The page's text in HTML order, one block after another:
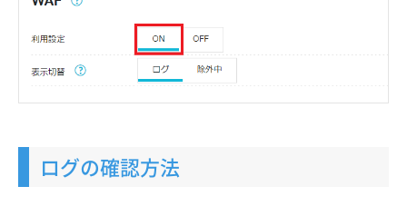
ログの確認方法